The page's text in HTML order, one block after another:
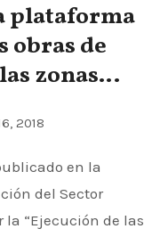
plataforma
obras de
zonas
Corchera
2018
del Sector
“Ejecución de las